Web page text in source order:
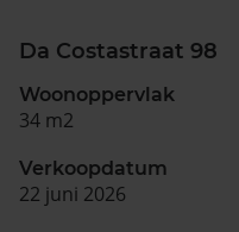
Da Costastraat 98
Woonoppervlak
34 m2
Verkoopdatum
22 juni 2026